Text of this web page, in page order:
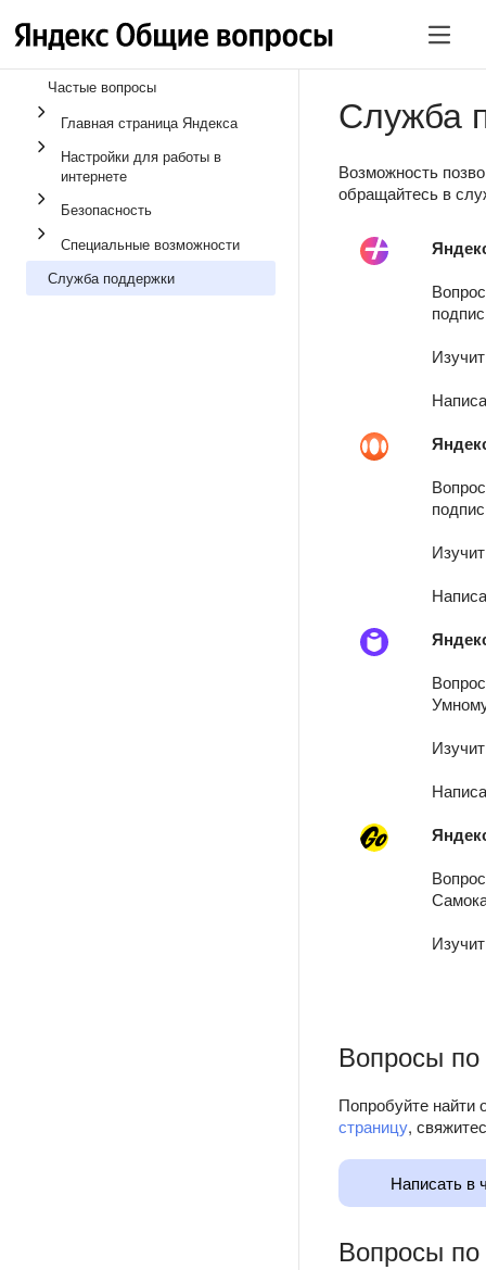
Частые вопросы
Главная страница Яндекса
Настройки для работы в
интернете
Безопасность
Специальные возможности
Служба поддержки
Служба
Возможность
обращайтесь в
Вопросы
Попробуйте найти
страницу,
Написать в
Вопросы